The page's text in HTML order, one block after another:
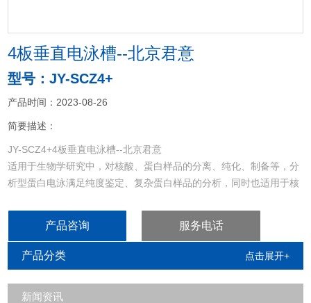
4板垂直电泳槽--北京君意
型号：JY-SCZ4+
产品时间：2023-08-26
简要描述：
JY-SCZ4+4板垂直电泳槽--北京君意
适用于生物学研究中，对核酸、蛋白样品的分离、纯化、制备等，分
析型蛋白电泳满足纯度鉴定、复杂蛋白样品的分析，同时也适用于核
产品咨询 服务电话
产品分类 点击展开+
新闻资讯